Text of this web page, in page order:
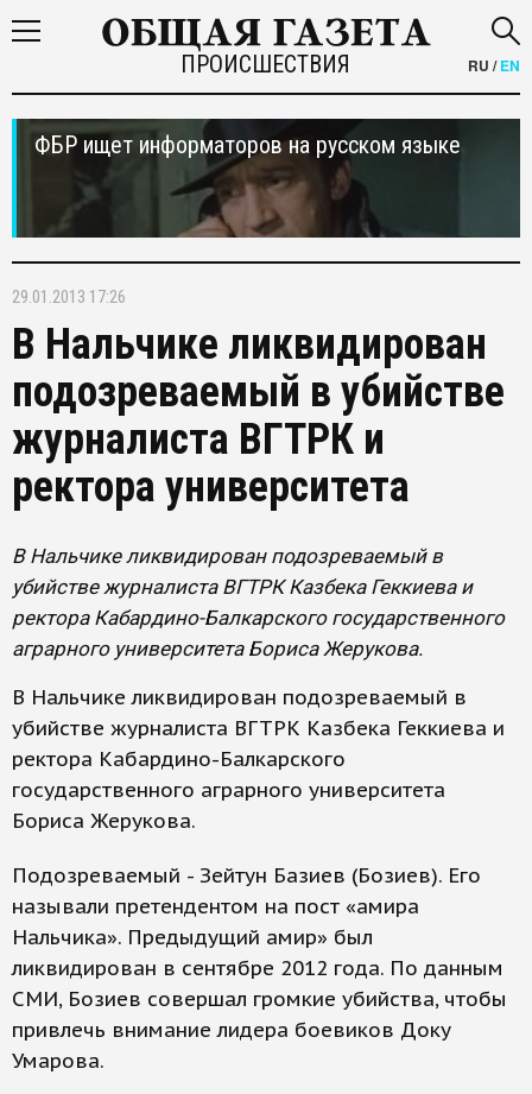
ПРОИСШЕСТВИЯ RU /EN
ФБР ищет информаторов на русском языке
29.01.2013 17:26
В Нальчике ликвидирован
подозреваемый в убийстве
журналиста ВГТРК и
ректора университета
В Нальчике ликвидирован подозреваемый в
убийстве журналиста ВГТРК Казбека Геккиева и
ректора Кабардино-Балкарского государственного
аграрного университета Бориса Жерукова.
В Нальчике ликвидирован подозреваемый в
убийстве журналиста ВГТРК Казбека Геккиева и
ректора Кабардино-Балкарского
государственного аграрного университета
Бориса Жерукова.
Подозреваемый - Зейтун Базиев (Бозиев). Его
называли претендентом на пост «амира
Нальчика». Предыдущий амир» был
ликвидирован в сентябре 2012 года. По данным
СМИ, Бозиев совершал громкие убийства, чтобы
привлечь внимание лидера боевиков Доку
Умарова.